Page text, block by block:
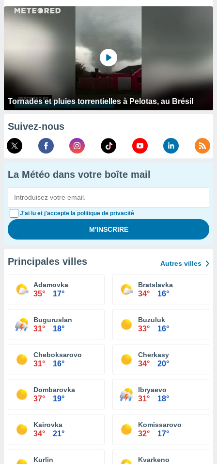
Tornades et pluies torrentielles à Pelotas, au Brésil
Suivez-nous
La Météo dans votre boîte mail
J'ai lu et j'accepte la politique de privacité
Principales villes Autres villes
Adamovka
35° 17°
Bratslavka
34° 16°
Buguruslan
31° 18°
Buzuluk
33° 16°
Cheboksarovo
31° 16°
Cherkasy
34° 20°
Dombarovka
37° 19°
Ibryaevo
31° 18°
Kairovka
34° 21°
Komissarovo
32° 17°
Kurlin Kvarkeno